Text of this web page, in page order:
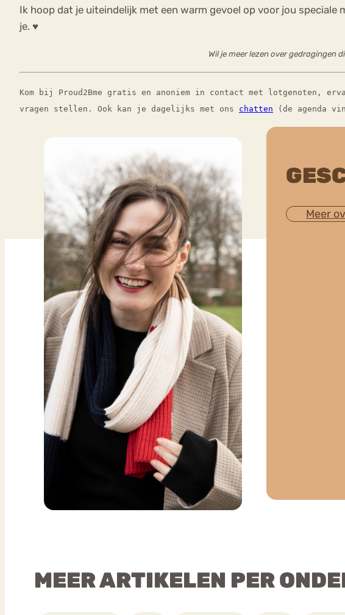
Ik hoop dat je uiteindelijk met een warm gevoel op voor jou
je. ♥
Wil je meer lezen over gedragingen
Kom bij Proud2Bme gratis en anoniem in contact met lotgenoten,
vragen stellen. Ook kan je dagelijks met ons chatten (de agenda
Meer
MEER ARTIKELEN PER